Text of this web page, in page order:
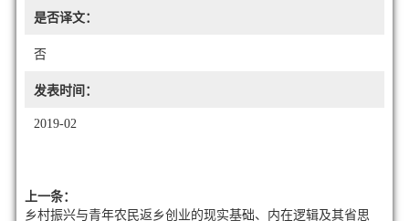
是否译文：
否
发表时间：
2019-02
上一条：
乡村振兴与青年农民返乡创业的现实基础、内在逻辑及其省思